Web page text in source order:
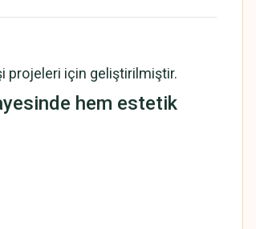
projeleri için geliştirilmiştir.
hem estetik